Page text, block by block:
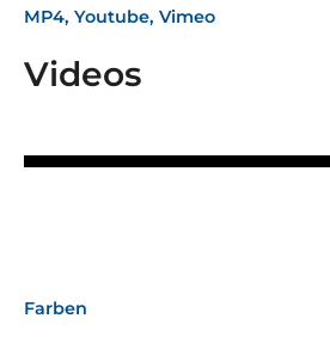
MP4, Youtube, Vimeo
Videos
Farben